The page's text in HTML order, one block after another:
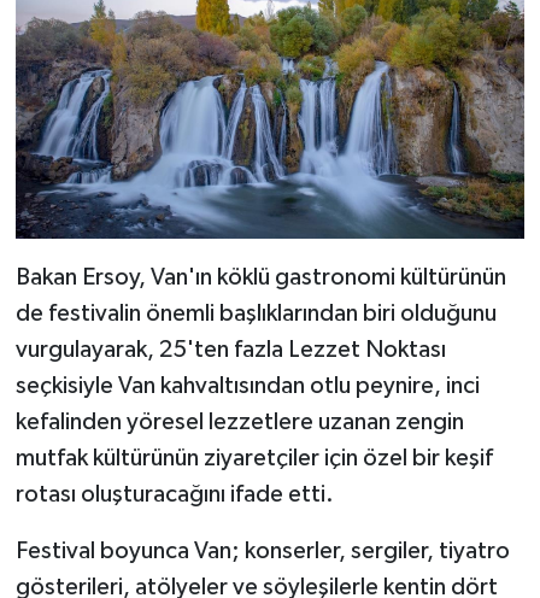
Bakan Ersoy, Van'ın köklü gastronomi kültürünün
de festivalin önemli başlıklarından biri olduğunu
vurgulayarak, 25'ten fazla Lezzet Noktası
seçkisiyle Van kahvaltısından otlu peynire, inci
kefalinden yöresel lezzetlere uzanan zengin
mutfak kültürünün ziyaretçiler için özel bir keşif
rotası oluşturacağını ifade etti.
Festival boyunca Van; konserler, sergiler, tiyatro
gösterileri, atölyeler ve söyleşilerle kentin dört